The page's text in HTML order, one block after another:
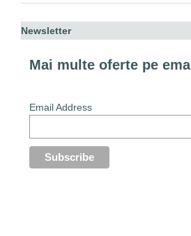
Newsletter
Mai multe oferte pe
Email Address